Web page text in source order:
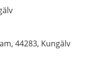
44283, Kungälv